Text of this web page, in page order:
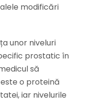
modificări
unor niveluri
prostatic în
să
este o proteină
iar nivelurile